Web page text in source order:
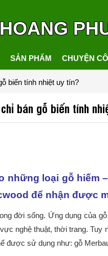
HOANG
SẢN PHẨM CHUYỆN
biến tính nhiệt uy tín?
bán gỗ biến tính
những loại gỗ
để nhận được
đời sống. Ứng dụng của
nghệ thuật, thời trang.Tuy
được sử dụng như: gỗ